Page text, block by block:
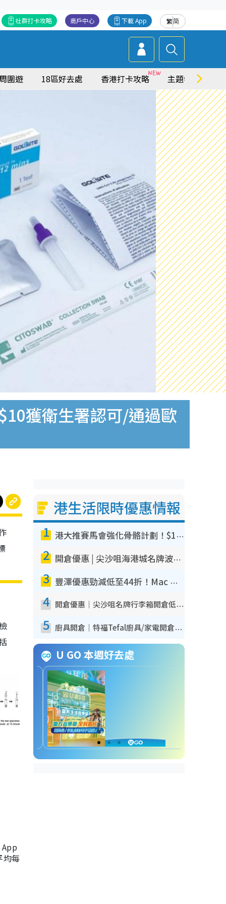
繁简
下載 App
商戶中心
社群打卡攻略
圍遊 18區好去處 香港打卡攻略 主題特集
獲衛生署認可/通過歐
均每
港生活限時優惠情報
1 港大推賽馬會強化骨骼計劃！$100骨質密度X光檢查 完成免費運動訓練送超市禮券！附參加資格
2 開倉優惠 | 尖沙咀海港城名牌波鞋開倉低至1折！On鞋$899起／Joy&Peace鞋履$98起
3 豐澤優惠勁減低至44折！Mac mini/iPhone17Pro大減價！廚房家電$220起
4 開倉優惠｜尖沙咀名牌行李箱開倉低至4折！一連5日 American Tourister/ace./Hallmark $200起！
5 廚具開倉｜特福Tefal廚具/家電開倉低至3折！$220起買平底鍋/炒鑊/湯煲！電飯煲/吸塵機/燙斗$418起
U GO 本週好去處